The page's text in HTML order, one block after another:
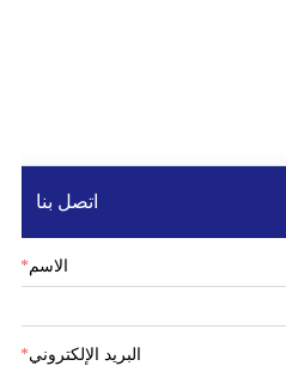
اتصل بنا
الاسم *
البريد الإلكتروني*